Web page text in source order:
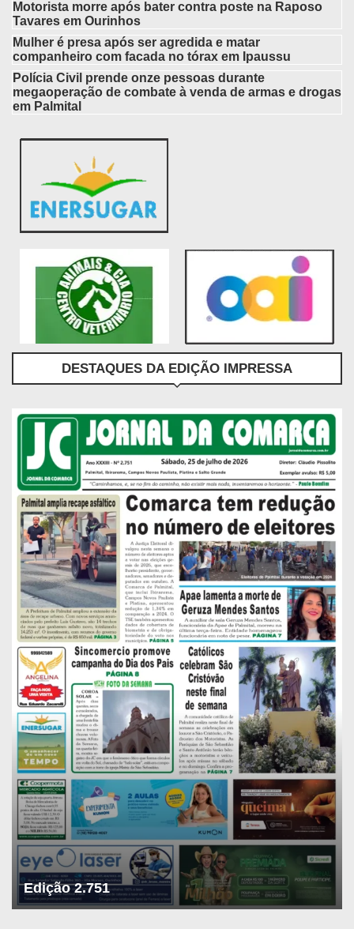
Motorista morre após bater contra poste na Raposo
Tavares em Ourinhos
Mulher é presa após ser agredida e matar
companheiro com facada no tórax em Ipaussu
Polícia Civil prende onze pessoas durante
megaoperação de combate à venda de armas e drogas
em Palmital
DESTAQUES DA EDIÇÃO IMPRESSA
Edição 2.751